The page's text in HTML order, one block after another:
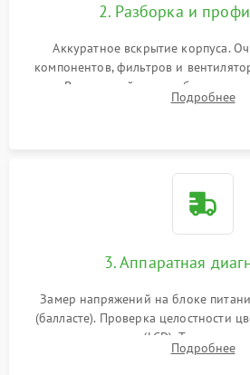
2. Разборка и
Аккуратное вскрытие корпуса.
компонентов, фильтров и
пыли. Визуальный осмотр блока
материнской платы на наличие
Подробнее
3. Аппаратная
Замер напряжений на блоке
(балласте). Проверка целостности
или поляризаторов (LCD).
температуры и оптопар с
Подробнее